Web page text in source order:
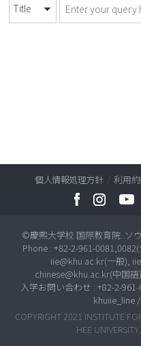
個人情報処理方針 利用
©慶熙大学校 国際教育院. ソ
Phone : +82-2-961-
iie@khu.ac.kr(一般),
chinese@khu.ac.kr(中国
入学お問い合わせ : +82-2-
khuiie_line
COPYRIGHT 2021 INSTITUTE
HEE